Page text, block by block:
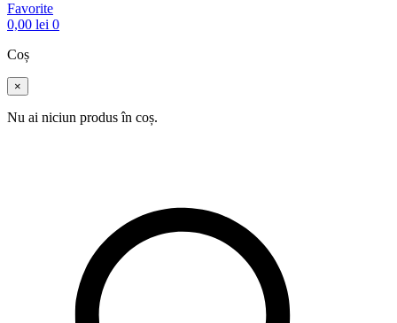
Favorite
0,00 lei 0
Coș
×
Nu ai niciun produs în coș.